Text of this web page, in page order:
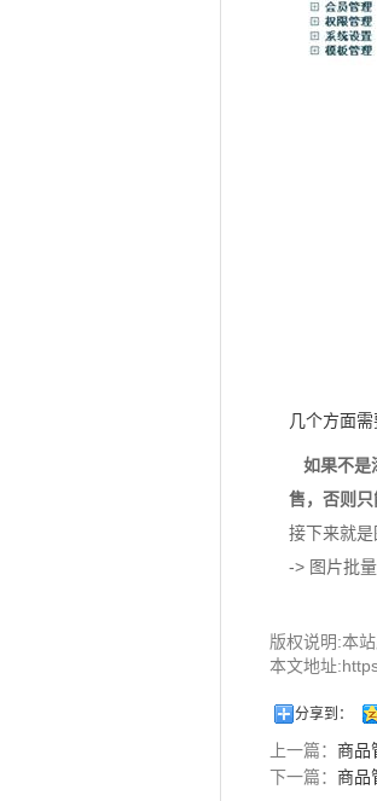
几个方面
如果不是
售，否则只
接下来就
-> 图片批量
版权说明:本
本文地址
分享到：
上一篇： 商
下一篇： 商